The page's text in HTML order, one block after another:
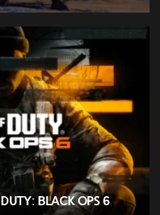
Black Ops 6